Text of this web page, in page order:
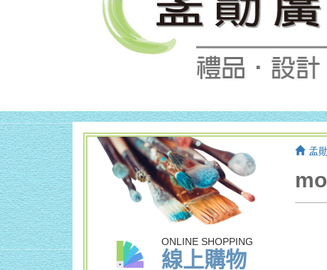
ONLINE SHOPPING
線上購物
孟